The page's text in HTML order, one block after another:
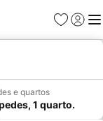
Favoritos
Iniciar
e quartos
1 quarto.